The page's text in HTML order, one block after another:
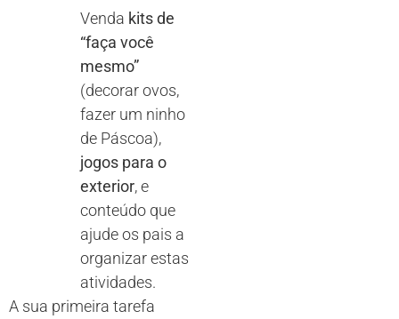
Venda kits de
“faça você
mesmo”
(decorar ovos,
fazer um ninho
de Páscoa),
jogos para o
exterior, e
conteúdo que
ajude os pais a
organizar estas
atividades.
A sua primeira tarefa